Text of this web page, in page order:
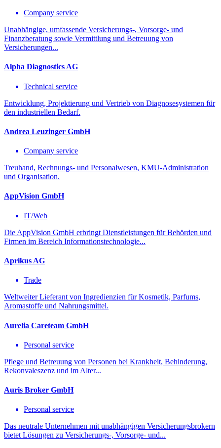
Company service
Unabhängige, umfassende Versicherungs-, Vorsorge- und
Finanzberatung sowie Vermittlung und Betreuung von
Versicherungen...
Alpha Diagnostics AG
Technical service
Entwicklung, Projektierung und Vertrieb von Diagnosesystemen für
den industriellen Bedarf.
Andrea Leuzinger GmbH
Company service
Treuhand, Rechnungs- und Personalwesen, KMU-Administration
und Organisation.
AppVision GmbH
IT/Web
Die AppVision GmbH erbringt Dienstleistungen für Behörden und
Firmen im Bereich Informationstechnologie...
Aprikus AG
Trade
Weltweiter Lieferant von Ingredienzien für Kosmetik, Parfums,
Aromastoffe und Nahrungsmittel.
Aurelia Careteam GmbH
Personal service
Pflege und Betreuung von Personen bei Krankheit, Behinderung,
Rekonvaleszenz und im Alter...
Auris Broker GmbH
Personal service
Das neutrale Unternehmen mit unabhängigen Versicherungsbrokern
bietet Lösungen zu Versicherungs-, Vorsorge- und...